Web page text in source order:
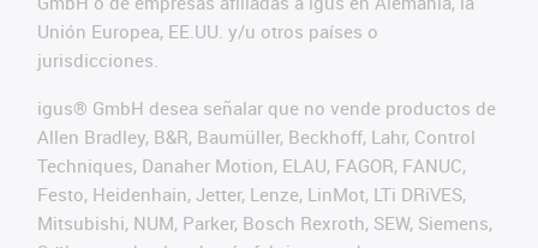
Unión Europea, EE.UU. y/u otros países o
jurisdicciones.
igus® GmbH desea señalar que no vende productos de
Allen Bradley, B&R, Baumüller, Beckhoff, Lahr, Control
Techniques, Danaher Motion, ELAU, FAGOR, FANUC,
Festo, Heidenhain, Jetter, Lenze, LinMot, LTi DRiVES,
Mitsubishi, NUM, Parker, Bosch Rexroth, SEW, Siemens,